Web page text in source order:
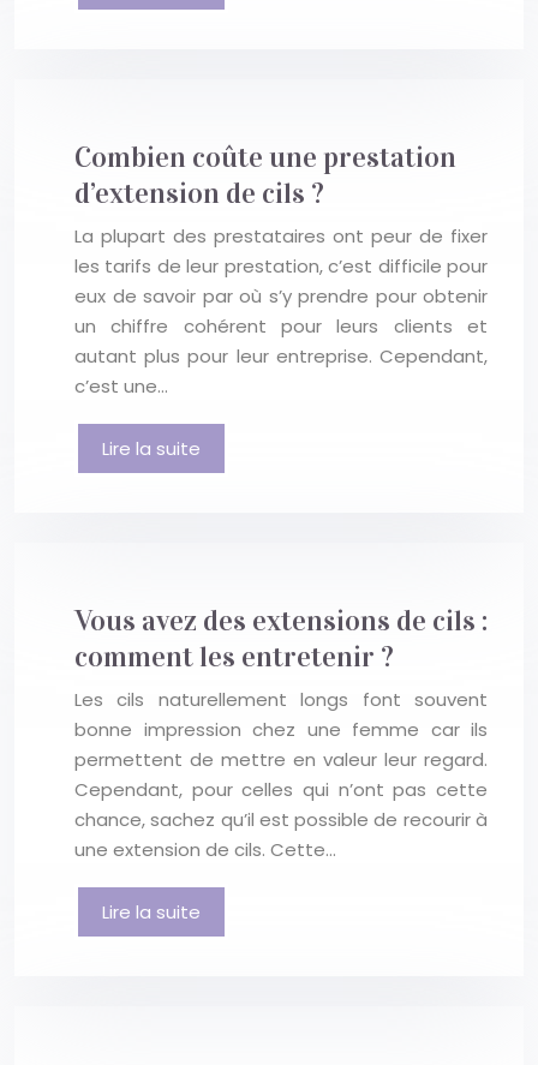
Combien coûte une prestation
d’extension de cils ?
La plupart des prestataires ont peur de fixer
les tarifs de leur prestation, c’est difficile pour
eux de savoir par où s’y prendre pour obtenir
un chiffre cohérent pour leurs clients et
autant plus pour leur entreprise. Cependant,
c’est une…
Lire la suite
Vous avez des extensions de cils :
comment les entretenir ?
Les cils naturellement longs font souvent
bonne impression chez une femme car ils
permettent de mettre en valeur leur regard.
Cependant, pour celles qui n’ont pas cette
chance, sachez qu’il est possible de recourir à
une extension de cils. Cette…
Lire la suite